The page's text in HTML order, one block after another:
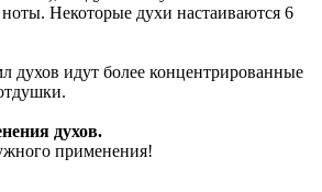
ноты. Некоторые духи настаиваются 6
духов идут более концентрированные
духов.
применения!